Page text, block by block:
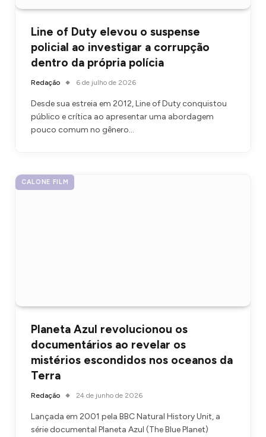
Line of Duty elevou o suspense
policial ao investigar a corrupção
dentro da própria polícia
Redação 6 de julho de 2026
Desde sua estreia em 2012, Line of Duty conquistou
público e crítica ao apresentar uma abordagem
pouco comum no gênero…
CALONE FILM
Planeta Azul revolucionou os
documentários ao revelar os
mistérios escondidos nos oceanos da
Terra
Redação 24 de junho de 2026
Lançada em 2001 pela BBC Natural History Unit, a
série documental Planeta Azul (The Blue Planet)